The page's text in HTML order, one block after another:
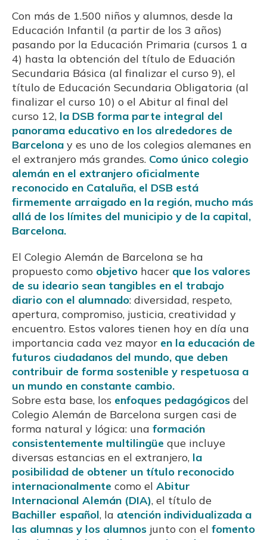
Con más de 1.500 niños y alumnos, desde la
Educación Infantil (a partir de los 3 años)
pasando por la Educación Primaria (cursos 1 a
4) hasta la obtención del título de Eduación
Secundaria Básica (al finalizar el curso 9), el
título de Educación Secundaria Obligatoria (al
finalizar el curso 10) o el Abitur al final del
curso 12, la DSB forma parte integral del
panorama educativo en los alrededores de
Barcelona y es uno de los colegios alemanes en
el extranjero más grandes. Como único colegio
alemán en el extranjero oficialmente
reconocido en Cataluña, el DSB está
firmemente arraigado en la región, mucho más
allá de los límites del municipio y de la capital,
Barcelona.
El Colegio Alemán de Barcelona se ha
propuesto como objetivo hacer que los valores
de su ideario sean tangibles en el trabajo
diario con el alumnado: diversidad, respeto,
apertura, compromiso, justicia, creatividad y
encuentro. Estos valores tienen hoy en día una
importancia cada vez mayor en la educación de
futuros ciudadanos del mundo, que deben
contribuir de forma sostenible y respetuosa a
un mundo en constante cambio.
Sobre esta base, los enfoques pedagógicos del
Colegio Alemán de Barcelona surgen casi de
forma natural y lógica: una formación
consistentemente multilingüe que incluye
diversas estancias en el extranjero, la
posibilidad de obtener un título reconocido
internacionalmente como el Abitur
Internacional Alemán (DIA), el título de
Bachiller español, la atención individualizada a
las alumnas y los alumnos junto con el fomento